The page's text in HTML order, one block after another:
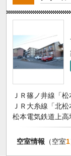
ＪＲ篠ノ井線「
ＪＲ大糸線「北
松本電気鉄道上
空室情報 （空室1